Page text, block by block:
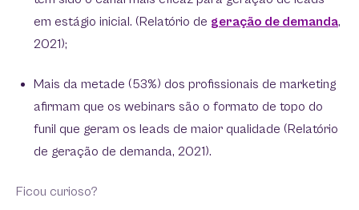
em estágio inicial. (Relatório de geração de demanda,
2021);
Mais da metade (53%) dos profissionais de marketing
afirmam que os webinars são o formato de topo do
funil que geram os leads de maior qualidade (Relatório
de geração de demanda, 2021).
Ficou curioso?